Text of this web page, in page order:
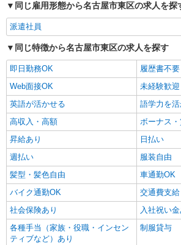
同じ雇用形態から名古屋市東区の求人を探
派遣社員
同じ特徴から名古屋市東区の求人を探す
即日勤務OK
履歴書不要
Web面接OK
未経験歓迎
英語が活かせる
語学力を活
高収入・高額
ボーナス・
昇給あり
日払い
週払い
服装自由
髪型・髪色自由
車通勤OK
バイク通勤OK
交通費支給
社会保険あり
入社祝い金
各種手当（家族・役職・インセン
ティブなど）あり
制服貸与